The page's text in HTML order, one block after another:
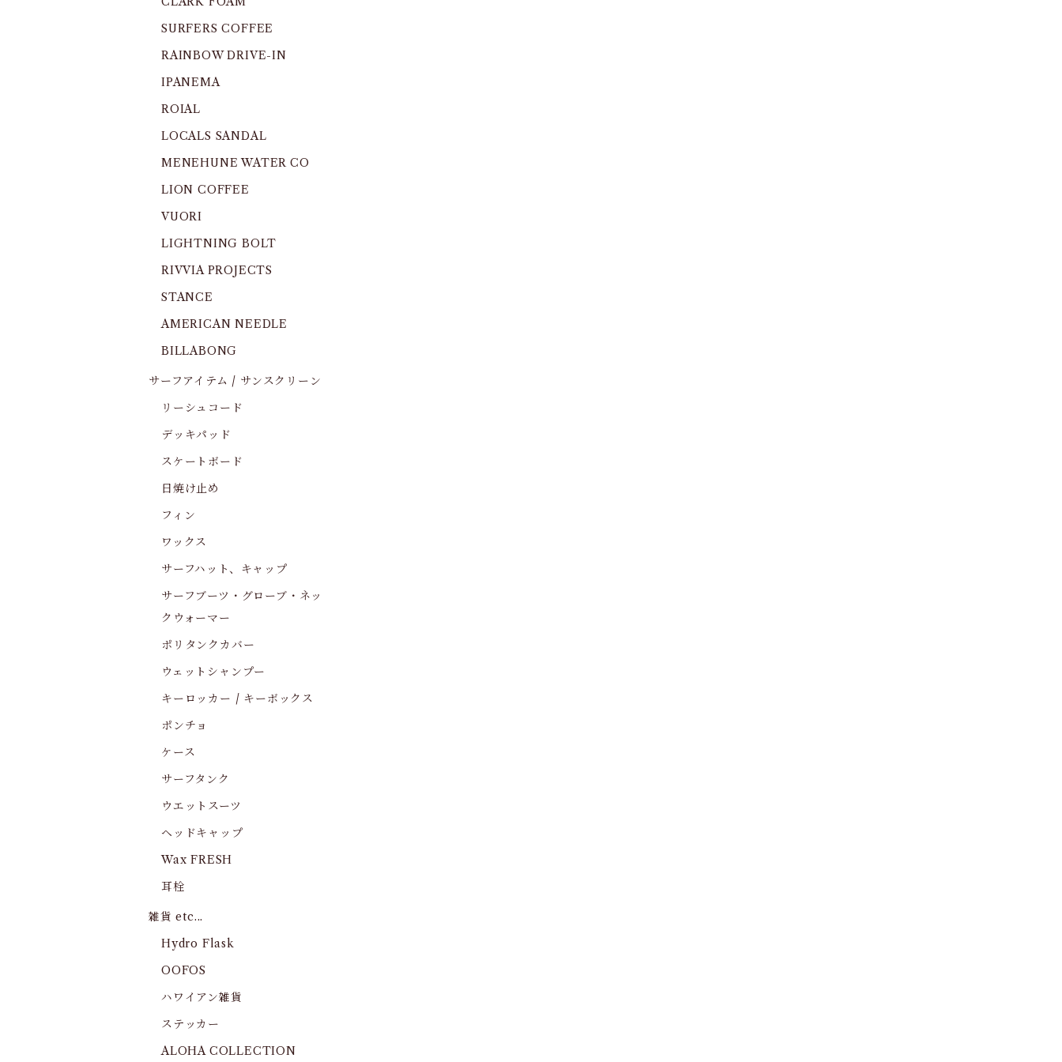
SURFERS COFFEE
RAINBOW DRIVE-IN
IPANEMA
ROIAL
LOCALS SANDAL
MENEHUNE WATER CO
LION COFFEE
VUORI
LIGHTNING BOLT
RIVVIA PROJECTS
STANCE
AMERICAN NEEDLE
BILLABONG
サーフアイテム / サンスクリーン
リーシュコード
デッキパッド
スケートボード
日焼け止め
フィン
ワックス
サーフハット、キャップ
サーフブーツ・グローブ・ネッ
クウォーマー
ポリタンクカバー
ウェットシャンプー
キーロッカー / キーボックス
ポンチョ
ケース
サーフタンク
ウエットスーツ
ヘッドキャップ
Wax FRESH
耳栓
雑貨 etc...
Hydro Flask
OOFOS
ハワイアン雑貨
ステッカー
ALOHA COLLECTION